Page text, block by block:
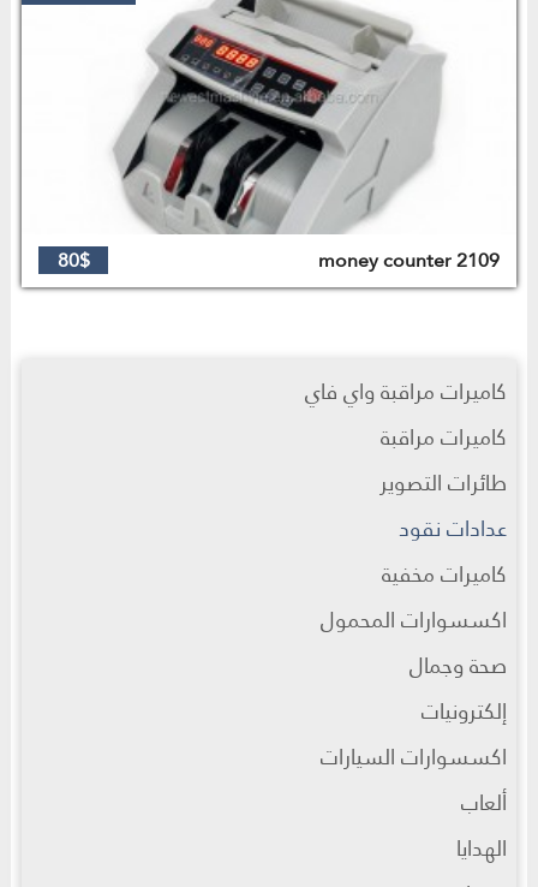
2109 money counter
80$
كاميرات مراقبة واي فاي
كاميرات مراقبة
طائرات التصوير
عدادات نقود
كاميرات مخفية
اكسسوارات المحمول
صحة وجمال
إلكترونيات
اكسسوارات السيارات
ألعاب
الهدايا